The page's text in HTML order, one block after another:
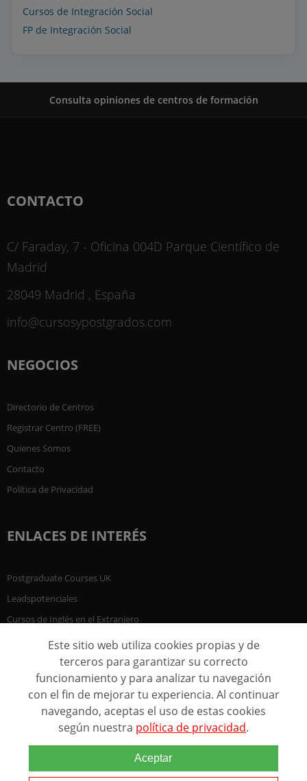
Cursos de Integración Social
FP de Integración Social
Consulta opiniones de centros de formación
CONTACTO
C/ Faraday, 7 - Oficina 004D Parque Científico de
Madrid
28049 Madrid , España
info@cursosypostgrados.com
NEGOCIOS
Directorio de Centros
Registrar Centro (FREE)
Quienes Somos
Contacto
Política de Privacidad
ENLACES DE INTERÉS
Postgraduate Courses UK
Leadspotenciales
Cursos de Inglés en el Extranjero
@ 2005 - 2026 Marca comercial de Grupo
Este sitio web utiliza cookies propias y de
terceros para garantizar su correcto
funcionamiento y para analizar tu navegación
con el fin de mejorar tu experiencia. Al continuar
navegando, aceptas el uso de estas cookies
según nuestra política de privacidad.
Aceptar